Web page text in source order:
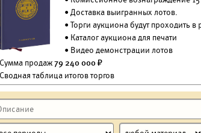
• Доставка выигранных лотов.
• Торги аукциона будут проходить
• Каталог аукциона для печати
• Видео демонстрации лотов
продаж79 240 000 ₽
таблица итогов торгов